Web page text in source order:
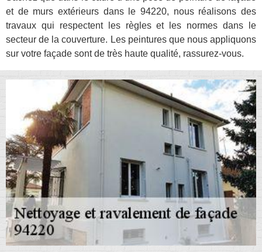
et de murs extérieurs dans le 94220, nous réalisons des
travaux qui respectent les règles et les normes dans le
secteur de la couverture. Les peintures que nous appliquons
sur votre façade sont de très haute qualité, rassurez-vous.